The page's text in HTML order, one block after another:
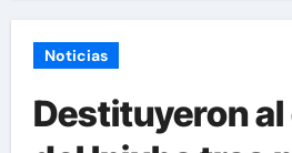
Noticias
Destituyeron